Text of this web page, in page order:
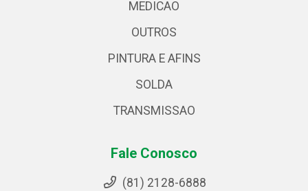
MEDICAO
OUTROS
PINTURA E AFINS
SOLDA
TRANSMISSAO
Fale Conosco
(81) 2128-6888